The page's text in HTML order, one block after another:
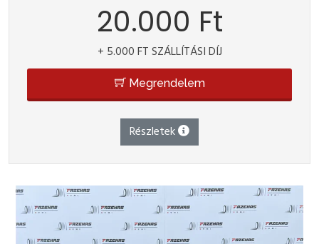
20.000 Ft
+ 5.000 FT SZÁLLÍTÁSI DÍJ
Megrendelem
Részletek